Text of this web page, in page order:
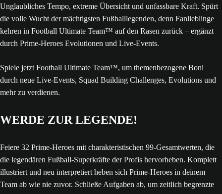
Unglaubliches Tempo, extreme Übersicht und unfassbare Kraft. Spürt
die volle Wucht der mächtigsten Fußballlegenden, denn Fanlieblinge
kehren in Football Ultimate Team™ auf den Rasen zurück – ergänzt
durch Prime-Heroes Evolutionen und Live-Events.
Spiele jetzt Football Ultimate Team™, um themenbezogene Boni
durch neue Live-Events, Squad Building Challenges, Evolutions und
mehr zu verdienen.
WERDE ZUR LEGENDE!
Feiere 32 Prime-Heroes mit charakteristischen 99-Gesamtwerten, die
die legendären Fußball-Superkräfte der Profis hervorheben. Komplett
illustriert und neu interpretiert heben sich Prime-Heroes in deinem
Team ab wie nie zuvor. Schließe Aufgaben ab, um zeitlich begrenzte